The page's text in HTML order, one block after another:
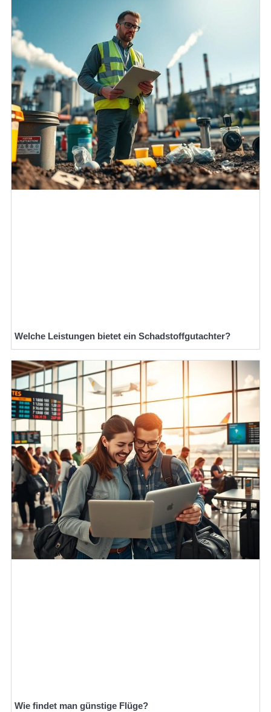
Welche Leistungen bietet ein Schadstoffgutachter?
Wie findet man günstige Flüge?